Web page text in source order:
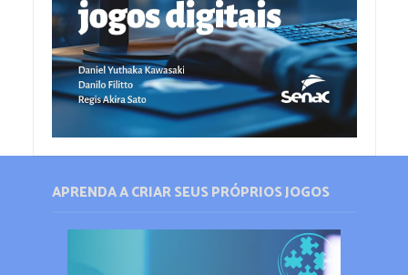
APRENDA A CRIAR SEUS PRÓPRIOS JOGOS